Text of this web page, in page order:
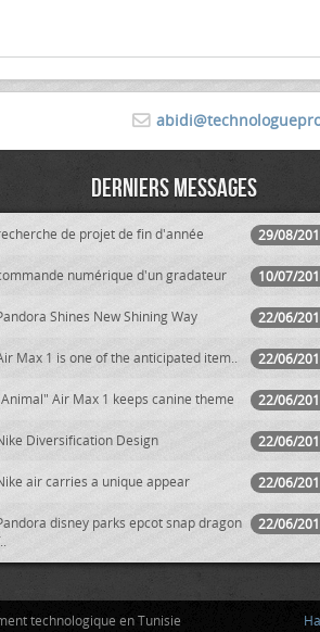
Derniers messages
29/08/
de projet de fin d'année
10/07/
numérique d'un gradateur
22/06/
Shines New Shining Way
22/06/
Max 1 is one of the anticipated item..
22/06/
Air Max 1 keeps canine theme
22/06/
Diversification Design
22/06/
air carries a unique appear
22/06/
disney parks epcot snap dragon
technologique en Tunisie